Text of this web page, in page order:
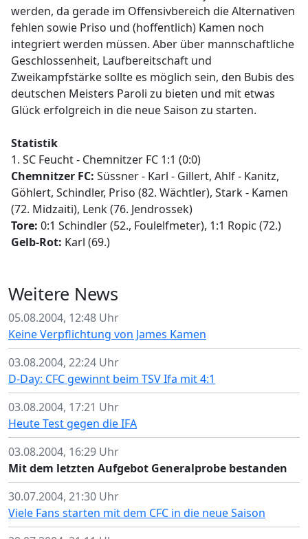
werden, da gerade im Offensivbereich die Alternativen
fehlen sowie Priso und (hoffentlich) Kamen noch
integriert werden müssen. Aber über mannschaftliche
Geschlossenheit, Laufbereitschaft und
Zweikampfstärke sollte es möglich sein, den Bubis des
deutschen Meisters Paroli zu bieten und mit etwas
Glück erfolgreich in die neue Saison zu starten.
Statistik
1. SC Feucht - Chemnitzer FC 1:1 (0:0)
Chemnitzer FC: Süssner - Karl - Gillert, Ahlf - Kanitz,
Göhlert, Schindler, Priso (82. Wächtler), Stark - Kamen
(72. Midzaiti), Lenk (76. Jendrossek)
Tore: 0:1 Schindler (52., Foulelfmeter), 1:1 Ropic (72.)
Gelb-Rot: Karl (69.)
Weitere News
05.08.2004, 12:48 Uhr
Keine Verpflichtung von James Kamen
03.08.2004, 22:24 Uhr
D-Day: CFC gewinnt beim TSV Ifa mit 4:1
03.08.2004, 17:21 Uhr
Heute Test gegen die IFA
03.08.2004, 16:29 Uhr
Mit dem letzten Aufgebot Generalprobe bestanden
30.07.2004, 21:30 Uhr
Viele Fans starten mit dem CFC in die neue Saison